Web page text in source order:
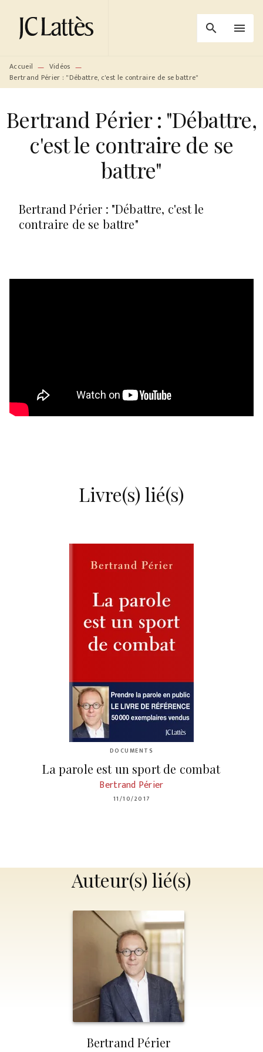
MENU RECHERCHE
PIED DE PAGE
search menu
Accueil — Vidéos —
Bertrand Périer : "Débattre, c'est le contraire de se battre"
Bertrand Périer : "Débattre,
c'est le contraire de se
battre"
Bertrand Périer : "Débattre, c'est le
contraire de se battre"
Livre(s) lié(s)
DOCUMENTS
La parole est un sport de combat
Bertrand Périer
11/10/2017
Auteur(s) lié(s)
Bertrand Périer